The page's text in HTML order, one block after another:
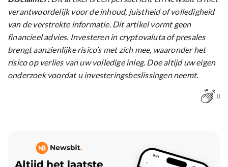
verantwoordelijk voor de inhoud, juistheid of volledigheid
van de verstrekte informatie. Dit artikel vormt geen
financieel advies. Investeren in cryptovaluta of presales
brengt aanzienlijke risico’s met zich mee, waaronder het
risico op verlies van uw volledige inleg. Doe altijd uw eigen
onderzoek voordat u investeringsbeslissingen neemt.
0